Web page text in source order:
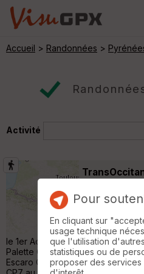
Accueil > Randonnées >
Activité
Half
théorique /404
le 1er Aout Arrivée à Bagnères
Palette CP2- Arles sur Tech CP3-
Escaro CP6- Bolquère. ETC BV1
Pour
En cliquant sur
usage technique
que l'utilisation
statistiques ou de
proposer des